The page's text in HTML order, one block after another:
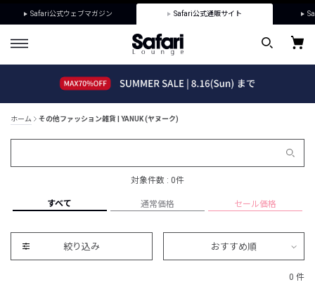
Safari公式ウェブマガジン Safari公式通販サイト
ホーム その他ファッション雑貨 | YANUK (ヤヌーク)
対象件数 : 0件
すべて 通常価格 セール価格
絞り込み おすすめ順
0 件